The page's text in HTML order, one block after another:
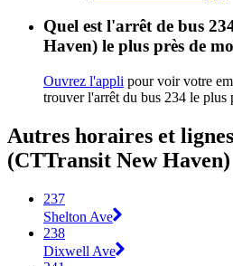
Quel est l'arrêt de bus
Haven) le plus près de
Ouvrez l'appli pour voir votre
trouver l'arrêt du bus 234 le plus
Autres horaires et
(CTTransit New Haven)
237
Shelton Ave
238
Dixwell Ave